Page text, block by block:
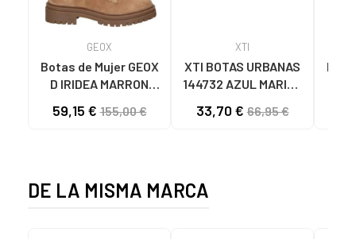
GEOX
Botas de Mujer GEOX
D IRIDEA MARRON
59,15 €155,00 €
XTI
XTI BOTAS URBANAS
144732 AZUL MARINO
33,70 €66,95 €
DE LA MISMA MARCA